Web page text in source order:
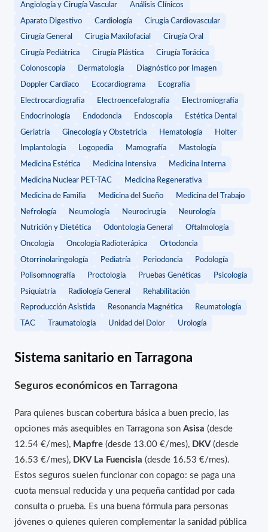
Angiología y Cirugía Vascular Análisis Clínicos
Aparato Digestivo Cardiología Cirugía Cardiovascular
Cirugía General Cirugía Maxilofacial Cirugía Oral
Cirugía Pediátrica Cirugía Plástica Cirugía Torácica
Colonoscopia Dermatología Diagnóstico por Imagen
Doppler Cardíaco Ecocardiograma Ecografía
Electrocardiografía Electroencefalografía Electromiografía
Endocrinología Endodoncia Endoscopia Estética Dental
Geriatría Ginecología y Obstetricia Hematología Holter
Implantología Logopedia Mamografía Mastología
Medicina Estética Medicina Intensiva Medicina Interna
Medicina Nuclear PET-TAC Medicina Regenerativa
Medicina de Familia Medicina del Sueño Medicina del Trabajo
Nefrología Neumología Neurocirugía Neurología
Nutrición y Dietética Odontología General Oftalmología
Oncología Oncología Radioterápica Ortodoncia
Otorrinolaringología Pediatría Periodoncia Podología
Polisomnografía Proctología Pruebas Genéticas Psicología
Psiquiatría Radiología General Rehabilitación
Reproducción Asistida Resonancia Magnética Reumatología
TAC Traumatología Unidad del Dolor Urología
Sistema sanitario en Tarragona
Seguros económicos en Tarragona
Para quienes buscan cobertura básica a buen precio, las
opciones más asequibles en Tarragona son Asisa (desde
12.54 €/mes), Mapfre (desde 13.00 €/mes), DKV(desde
16.53 €/mes), DKV La Fuencisla (desde 16.53 €/mes).
Estos seguros suelen funcionar con copago: se paga una
cuota mensual reducida y una pequeña cantidad por cada
consulta o prueba. Es una buena fórmula para personas
jóvenes o quienes quieren complementar la sanidad pública